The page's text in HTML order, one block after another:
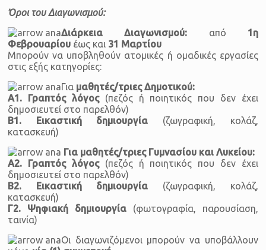
Όροι του Διαγωνισμού:
Διάρκεια Διαγωνισμού: από 1η
Φεβρουαρίου έως και 31 Μαρτίου
Μπορούν να υποβληθούν ατομικές ή ομαδικές εργασίες
στις εξής κατηγορίες:
Για μαθητές/τριες Δημοτικού:
Α1. Γραπτός λόγος(πεζός ή ποιητικός που δεν έχει
δημοσιευτεί στο παρελθόν)
Β1. Εικαστική δημιουργία (ζωγραφική, κολάζ,
κατασκευή)
Για μαθητές/τριες Γυμνασίου και Λυκείου:
Α2. Γραπτός λόγος
(πεζός ή ποιητικός που δεν έχει
δημοσιευτεί στο παρελθόν)
Β2. Εικαστική δημιουργία
(ζωγραφική, κολάζ,
κατασκευή)
Γ2. Ψηφιακή δημιουργία
(φωτογραφία, παρουσίαση,
ταινία)
Οι διαγωνιζόμενοι μπορούν να υποβάλλουν